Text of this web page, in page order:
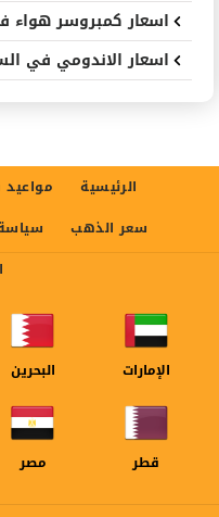
اسعار كمبروسر هواء فى
اسعار الاندومي في
الرئيسية
سعر الذهب
الإمارات البحرين
قطر مصر